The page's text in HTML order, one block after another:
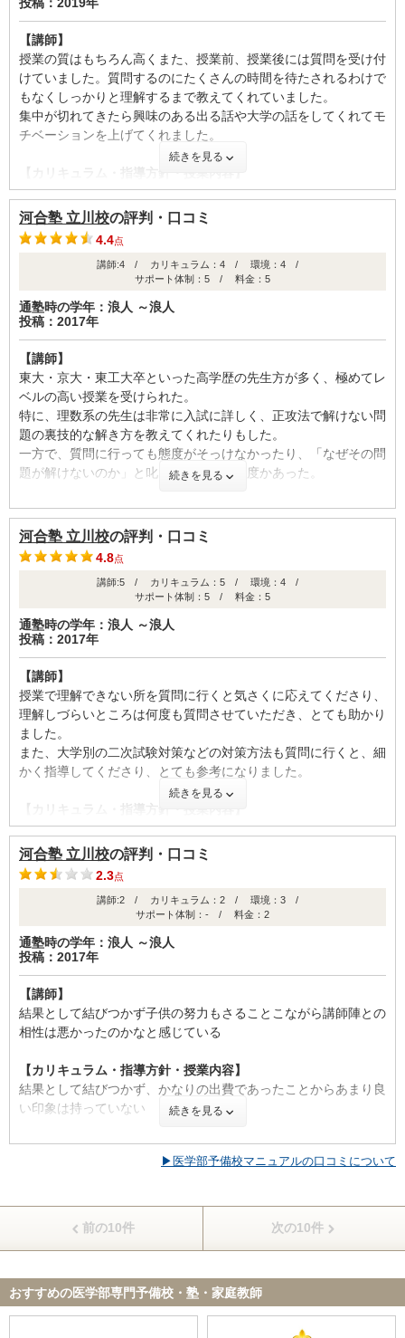
る。教室の雰囲気はとてもよく、誰も私語をすることが無い。し
かし、教室の席には限りがあるので朝から晩まで空いている教室
は朝から行かないと座ることができません
【サポート体制】
塾のチューターさん(大学生）が何回も面談を開いて勉強の相談
や高校の相談などをしてくれる。河合塾のチューターはとても質
がよく、チューターと仲の良い学生もかなり多い。学生がチュー
ターをしているので大学生活の話を聞けるのは良い
【料金】
河合塾は1教科1教科取りたい講座をとる方式だから、何教科も
取らなければ料金は他の予備校よりもかなり安く済むと思う。し
【良かった点（改善してほしい点） 】
河合塾は本当に講師の質が高い。英語講師のおかげで受験受かる
ことが出来たと思う。人をやる気にさせる講師が多いと思う。ま
た、自習室においても、空き教室全てが自習室として使えるので
自習場所に困らないのはとてもいいところだと思う。
不適切な口コミを報告する
投稿：2019年
【講師】
授業の質はもちろん高くまた、授業前、授業後には質問を受け付
けていました。質問するのにたくさんの時間を待たされるわけで
もなくしっかりと理解するまで教えてくれていました。
集中が切れてきたら興味のある出る話や大学の話をしてくれてモ
チベーションを上げてくれました。
【カリキュラム・指導方針・授業内容】
国立か私立でクラスが分かれておりカリキュラムとしては基本的
に二次対策を毎日していく感じでした。毎月模試が用意されてお
りその成績を糧に毎日勉強することができました。
前期に基礎を後期に発展を勉強していくのですが地方医学部程度
なら基礎だけで充分でした。
【校舎内外の環境について（自習室、交通の便、治安、立地な
ど） 】
清潔感のある教室でした。校舎内には自習ブースが用意されてお
りそこで勉強することができました。自習ブースが苦手な人でも
空き教室が解放されているため場所に困ることはなかったです。
過去問も貸し出しているため2次対策もしっかり行えました。
【サポート体制】
各クラスにチューターがついており模試ごとに面談が組まれてお
りました。また、不安な人は面談以外の時間でもチューターに相
模試の結果はクラス内で掲示されておりモチベーションを上げる
ことにつながりました。
医学部専門予備校ではなかったため安くはありましたが講師は非
す。
講師の中には医学部を受験した人もおりその人の話は非常にため
になりました。また受験のプロが添削などをただでしてくれるた
め非常にお得です。
【良かった点（改善してほしい点） 】
浪人期間は非常に辛く時にはモチベーションがほとんどなくなる
時期もありましたが
そういったときはチューターや講師に相談することで医学部や大
学についておしえてくれ、モチベーションを元に戻してくれるた
不適切な口コミを報告する
続きを見る
河合塾 立川校の評判・口コミ
4.4点
講師:4 / カリキュラム：4 / 環境：4 /
サポート体制：5 / 料金：5
通塾時の学年：浪人 ～浪人
投稿：2017年
【講師】
東大・京大・東工大卒といった高学歴の先生方が多く、極めてレ
ベルの高い授業を受けられた。
特に、理数系の先生は非常に入試に詳しく、正攻法で解けない問
題の裏技的な解き方を教えてくれたりもした。
一方で、質問に行っても態度がそっけなかったり、「なぜその問
題が解けないのか」と叱られたことも何度かあった。
【カリキュラム・指導方針・授業内容】
医学部進学のためだけのテキストではなく、東大・京大といった
難関大学を目指す人と同じテキストを使った授業だった。
それゆえに、地方国立医学部では絶対に出ないような難易度の高
い問題も出題されることがあったが、それはそれで為になった。
年に何回も模試や確認テストがあったので、自分の実力を頻繁に
測れたのは良い点だと思う。
【校舎内外の環境について（自習室、交通の便、治安、立地な
ど） 】
全体的に校舎全体が勉強するための空間になっており、休憩でき
る場所はほとんどなかった。
しかし、一方で張り詰めた空気の中で緊張感を持った勉強をした
い人のスペース、お茶やお菓子を食べながらリラックスして勉強
を行うスペース、分からない問題を先生に質問するスペースがそ
れぞれ存在したのは、勉強の多様性が生まれて良かった。
【サポート体制】
定期的に個人面談や三者面談が行われ、今自分がどれくらいのレ
ベルにいるのか、志望校に合格するためにあと何点必要か、具体
河合塾は大手予備校なので情報量が多く、模試を受ける人の母体
【料金】
私の高校は河合塾の模試を学校全体で受けていたので、学校卒業
後その特典として半額で浪人時代の授業を受けられることになっ
た。
また、河合塾には奨学金制度もあるので、少し経済的に厳しかっ
た私にとって、これ以上安い予備校はないくらい破格の値段だっ
た。
【良かった点（改善してほしい点） 】
模試の点数が低かった時などはお互いに励ましあえた。
【進学先の大学】
国立大学医学部
続きを見る
河合塾 立川校の評判・口コミ
4.8点
講師:5 / カリキュラム：5 / 環境：4 /
サポート体制：5 / 料金：5
通塾時の学年：浪人 ～浪人
投稿：2017年
【講師】
授業で理解できない所を質問に行くと気さくに応えてくださり、
理解しづらいところは何度も質問させていただき、とても助かり
ました。
また、大学別の二次試験対策などの対策方法も質問に行くと、細
かく指導してくださり、とても参考になりました。
前期はそれぞれの科目の基礎を固め、後期に入ると応用的な問題
を多く解くようになります。模試の難易度はちょうどよく実践的
であり良いと感じました。
医進模試などを受ければ、医学部志望者の中で自分がどのくらい
の位置にいるのかが具体的にわかり、モチベーションの維持にも
【校舎内外の環境について（自習室、交通の便、治安、立地な
ど） 】
トップレベル医進クラスは皆難関の医学部を目指しているという
こともあり、真面目な人が多く良い雰囲気です。休み時間も、教
室内は比較的静かであり、自習もしやすいです。
慣づけていました。
【サポート体制】
また、フェローという制度があり、勉強に関してわからないこと
あっても不安にならずに、安心して勉強できました。
さらに、夏期講習や冬季講習は自分が本当に必要だと思うものを
選んで受ければ、そんなに費用もかからず、しかも余分な時間を
続きを見る
河合塾 立川校の評判・口コミ
2.3点
講師:2 / カリキュラム：2 / 環境：3 /
サポート体制：- / 料金：2
通塾時の学年：浪人 ～浪人
投稿：2017年
【講師】
結果として結びつかず子供の努力もさることこながら講師陣との
相性は悪かったのかなと感じている
【カリキュラム・指導方針・授業内容】
結果として結びつかず、かなりの出費であったことからあまり良
い印象は持っていない
【校舎内外の環境について（自習室、交通の便、治安、立地な
交通の便はよく通いやすい場所にあって良かった。また交通の便
も良かったので立地は良かった。
くてすぐにいっぱいになってしまう
【良かった点（改善してほしい点） 】
続きを見る
▶医学部予備校マニュアルの口コミについて
前の10件 次の10件
おすすめの医学部専門予備校・塾・家庭教師